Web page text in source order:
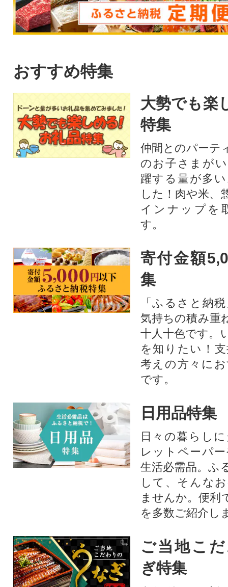
おすすめ特集
大勢でも楽
特集
仲間とのパーテ
のお子さまが
躍する量が多
した！肉や米、
インナップを
す。
寄付金額
集
「ふるさと納
気持ちの積み重
十人十色です。
を知りたい！
考えの方々に
です。
日用品特集
日々の暮らし
レットペーパ
生活必需品。ふ
して、そんな
ませんか。便利
を多数ご紹介し
ご当地こ
ぎ特集